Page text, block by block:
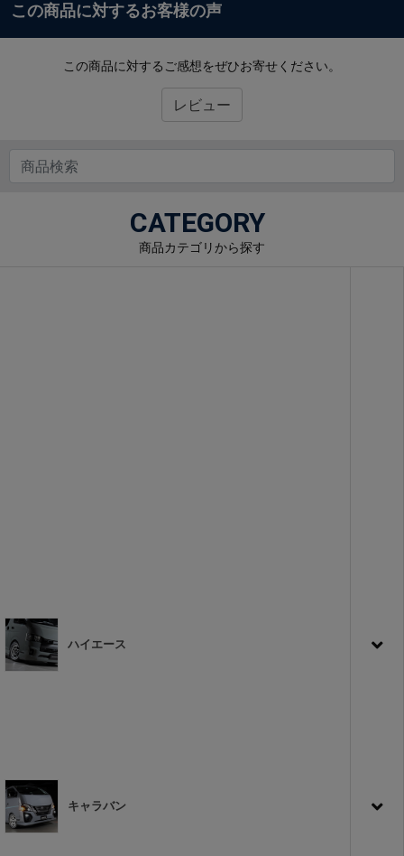
この商品に対するお客様の声
この商品に対するご感想をぜひお寄せください。
レビュー
CATEGORY
商品カテゴリから探す
ハイエース
キャラバン